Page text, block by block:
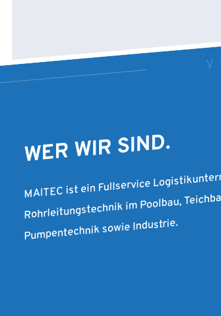
WER WIR SIND.
MAITEC ist ein Fullservice
Rohrleitungstechnik im Poolbau,
Pumpentechnik sowie Industrie.